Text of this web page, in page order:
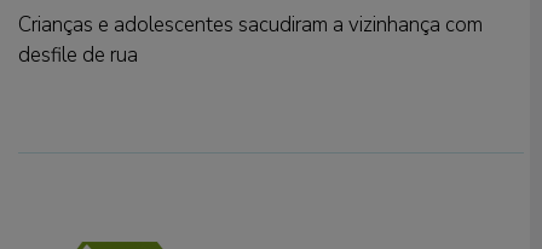
Crianças e adolescentes sacudiram a vizinhança com
desfile de rua